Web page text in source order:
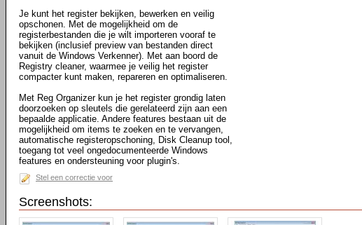
Je kunt het register bekijken, bewerken en veilig
opschonen. Met de mogelijkheid om de
registerbestanden die je wilt importeren vooraf te
bekijken (inclusief preview van bestanden direct
vanuit de Windows Verkenner). Met aan boord de
Registry cleaner, waarmee je veilig het register
compacter kunt maken, repareren en optimaliseren.
Met Reg Organizer kun je het register grondig laten
doorzoeken op sleutels die gerelateerd zijn aan een
bepaalde applicatie. Andere features bestaan uit de
mogelijkheid om items te zoeken en te vervangen,
automatische registeropschoning, Disk Cleanup tool,
toegang tot veel ongedocumenteerde Windows
features en ondersteuning voor plugin's.
Stel een correctie voor
Screenshots: